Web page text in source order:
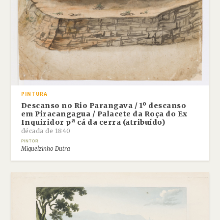
PINTURA
Descanso no Rio Parangava / 1º descanso
em Piracangagua / Palacete da Roça do Ex
Inquiridor pª cá da cerra (atribuído)
década de 1840
PINTOR
Miguelzinho Dutra